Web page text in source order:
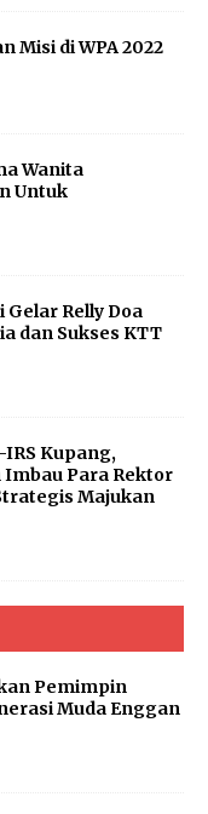
Misi di WPA 2022
Wanita
Untuk
Gelar Relly Doa
dan Sukses KTT
Kupang,
Para Rektor
Majukan
Pemimpin
Muda Enggan